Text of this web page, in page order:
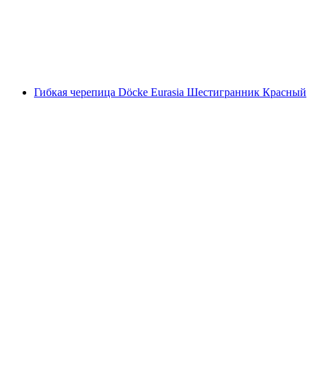
Гибкая черепица Döcke Eurasia Шестигранник Красный